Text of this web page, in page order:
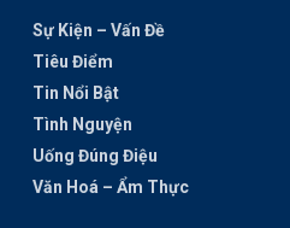
Sự Kiện – Vấn Đề
Tiêu Điểm
Tin Nổi Bật
Tình Nguyện
Uống Đúng Điệu
Văn Hoá – Ẩm Thực